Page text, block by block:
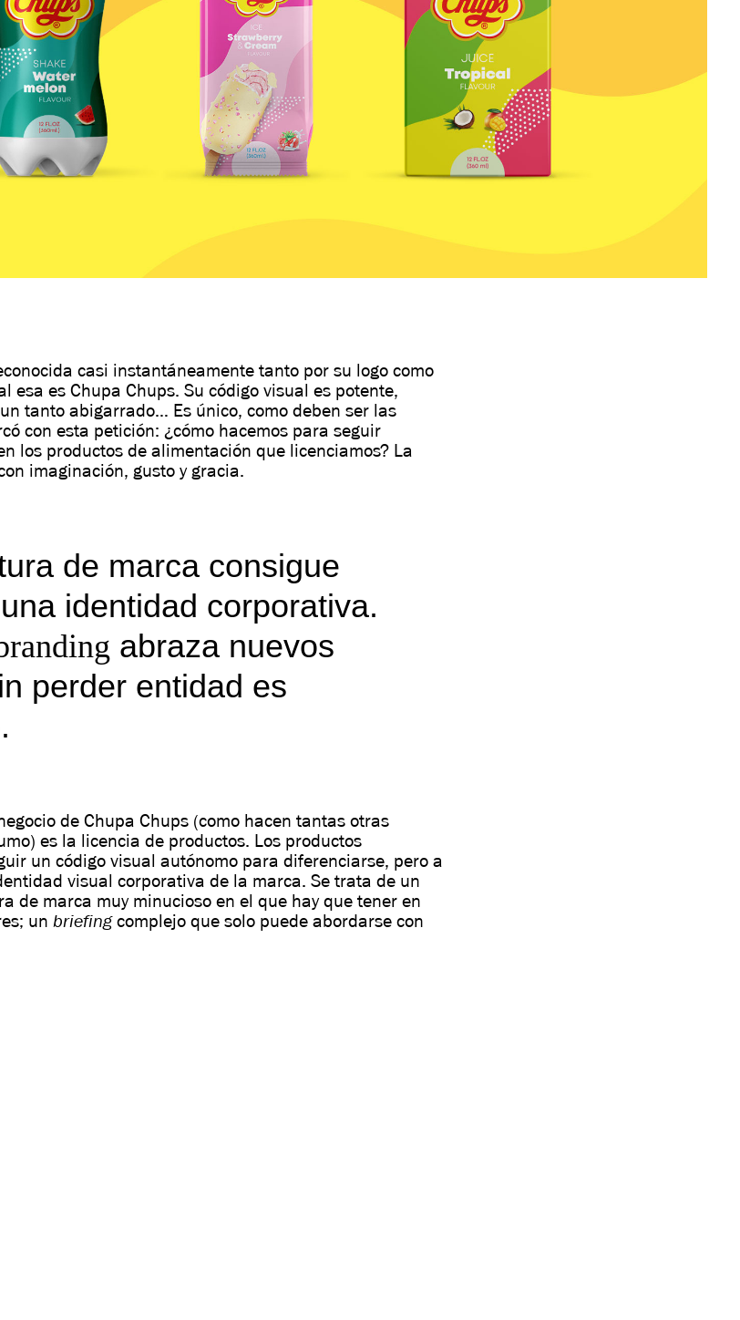
casi instantáneamente tanto por su logo como
esa es Chupa Chups. Su código visual es potente,
tanto abigarrado… Es único, como deben ser las
con esta petición: ¿cómo hacemos para seguir
los productos de alimentación que licenciamos? La
imaginación, gusto y gracia.
de marca consigue
identidad corporativa.
abraza nuevos
perder entidad es
de Chupa Chups (como hacen tantas otras
es la licencia de productos. Los productos
un código visual autónomo para diferenciarse, pero a
visual corporativa de la marca. Se trata de un
de marca muy minucioso en el que hay que tener en
un briefingcomplejo que solo puede abordarse con